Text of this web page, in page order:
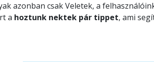
azonban csak Veletek, a
a hoztunk nektek pár tippet, ami